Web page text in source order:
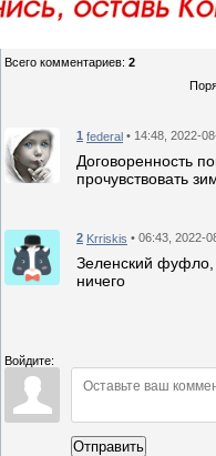
Всего комментариев: 2
1 federal • 14:48, 2022-
Договоренность
прочувствовать
2 Krriskis • 06:43, 2022-
Зеленский фуфло,
ничего
Войдите:
Отправить